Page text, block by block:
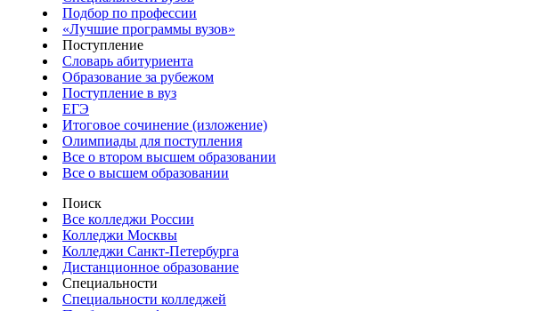
Подбор по профессии
«Лучшие программы вузов»
Поступление
Словарь абитуриента
Образование за рубежом
Поступление в вуз
ЕГЭ
Итоговое сочинение (изложение)
Олимпиады для поступления
Все о втором высшем образовании
Все о высшем образовании
Поиск
Все колледжи России
Колледжи Москвы
Колледжи Санкт-Петербурга
Дистанционное образование
Специальности
Специальности колледжей